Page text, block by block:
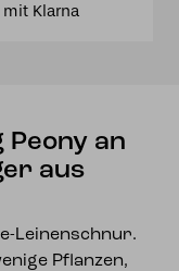
Klarna
Peony an
aus
Leinenschnur.
Pflanzen,